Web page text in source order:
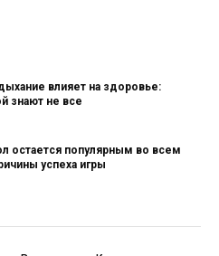
влияет на здоровье:
знают не все
остается популярным во всем
успеха игры